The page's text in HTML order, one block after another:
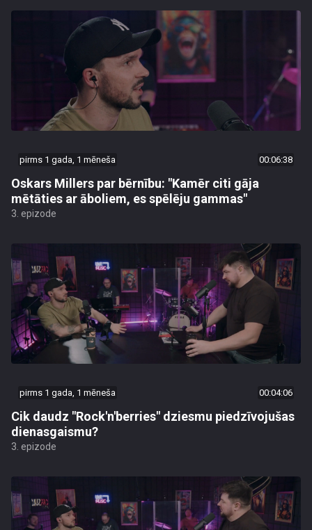
pirms 1 gada, 1 mēneša 00:06:38
Oskars Millers par bērnību: "Kamēr citi gāja
mētāties ar āboliem, es spēlēju gammas"
3. epizode
pirms 1 gada, 1 mēneša 00:04:06
Cik daudz "Rock'n'berries" dziesmu piedzīvojušas
dienasgaismu?
3. epizode